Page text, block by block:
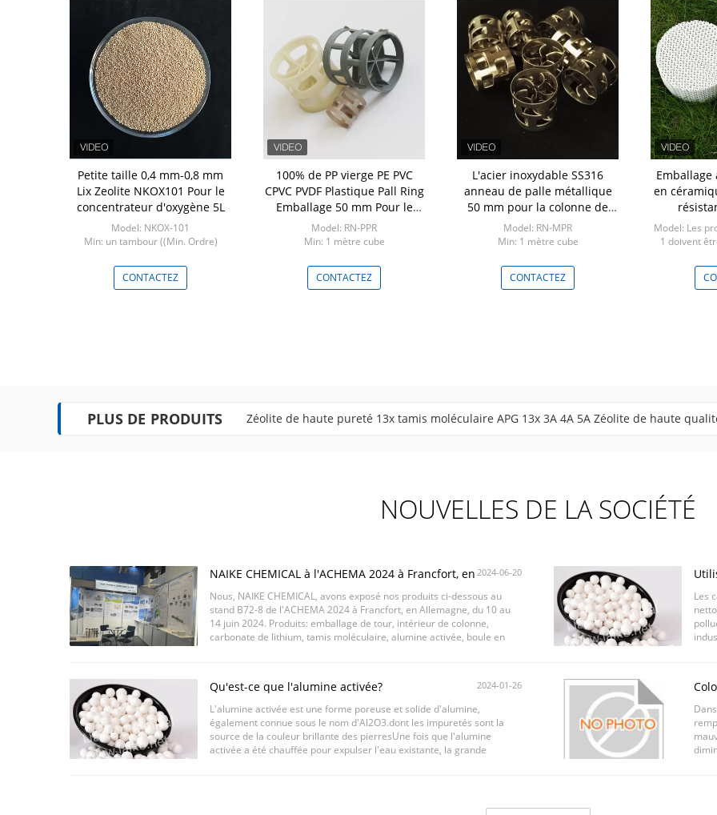
Petite taille 0,4 mm-0,8 mm
Lix Zeolite NKOX101 Pour le
concentrateur d'oxygène 5L
Model: NKOX-101
Min: un tambour ((Min. Ordre)
CONTACTEZ
100% de PP vierge PE PVC
CPVC PVDF Plastique Pall Ring
Emballage 50 mm Pour le
nettoyage
Model: RN-PPR
Min: 1 mètre cube
CONTACTEZ
L'acier inoxydable SS316
anneau de palle métallique
50 mm pour la colonne de
distillation
Model: RN-MPR
Min: 1 mètre cube
CONTACTEZ
Emballage
en
Model: Les
1 doivent
Min:
PLUS DE PRODUITS Zéolite de haute pureté 13x tamis moléculaire APG 13x 3A 4A 5A Zéolite de haute
NOUVELLES DE LA SOCIÉTÉ
2024-06-20
NAIKE CHEMICAL à l'ACHEMA 2024 à Francfort, en
Allemagne
Nous, NAIKE CHEMICAL, avons exposé nos produits ci-dessous au
stand B72-8 de l'ACHEMA 2024 à Francfort, en Allemagne, du 10 au
14 juin 2024. Produits: emballage de tour, intérieur de colonne,
carbonate de lithium, tamis moléculaire, alumine activée, boule en
Les
2024-01-26
Qu'est-ce que l'alumine activée?
L'alumine activée est une forme poreuse et solide d'alumine,
également connue sous le nom d'Al2O3.dont les impuretés sont la
source de la couleur brillante des pierresUne fois que l'alumine
activée a été chauffée pour expulser l'eau existante, la grande